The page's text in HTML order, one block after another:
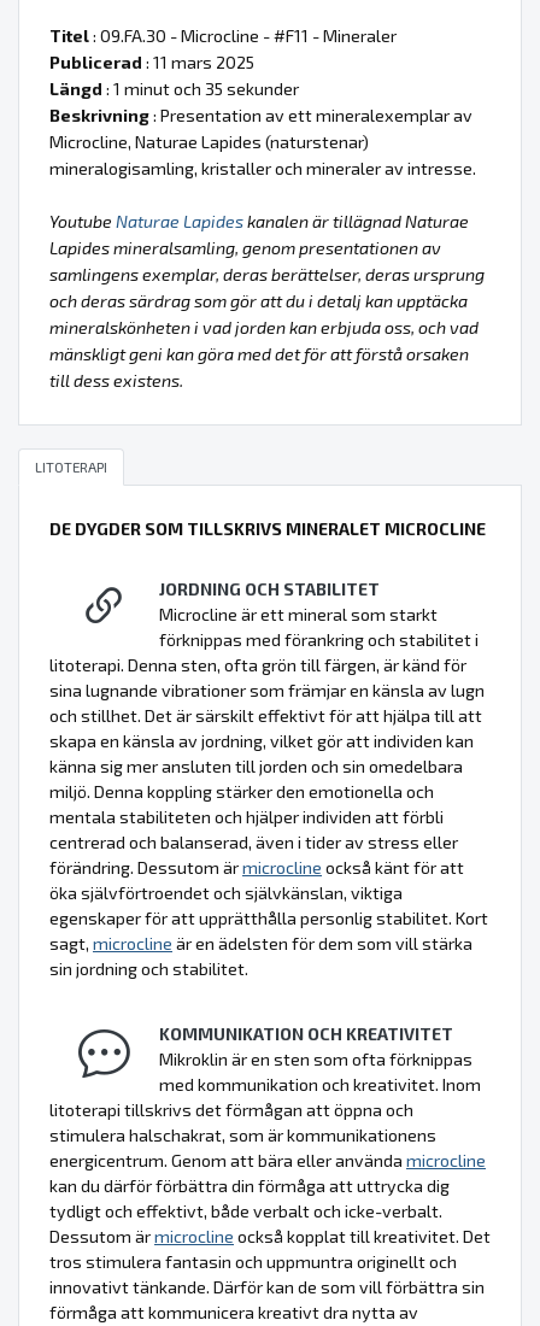
Titel: 09.FA.30 - Microcline - #F11 - Mineraler
Publicerad : 11 mars 2025
Längd : 1 minut och 35 sekunder
Beskrivning: Presentation av ett mineralexemplar av
Microcline, Naturae Lapides (naturstenar)
mineralogisamling, kristaller och mineraler av intresse.
Youtube Naturae Lapideskanalen är tillägnad Naturae
Lapides mineralsamling, genom presentationen av
samlingens exemplar, deras berättelser, deras ursprung
och deras särdrag som gör att du i detalj kan upptäcka
mineralskönheten i vad jorden kan erbjuda oss, och vad
mänskligt geni kan göra med det för att förstå orsaken
till dess existens.
LITOTERAPI
DE DYGDER SOM TILLSKRIVS MINERALET MICROCLINE
JORDNING OCH STABILITET
Microcline är ett mineral som starkt
förknippas med förankring och stabilitet i
litoterapi. Denna sten, ofta grön till färgen, är känd för
sina lugnande vibrationer som främjar en känsla av lugn
och stillhet. Det är särskilt effektivt för att hjälpa till att
skapa en känsla av jordning, vilket gör att individen kan
känna sig mer ansluten till jorden och sin omedelbara
miljö. Denna koppling stärker den emotionella och
mentala stabiliteten och hjälper individen att förbli
centrerad och balanserad, även i tider av stress eller
förändring. Dessutom ärmicrocline också känt för att
öka självförtroendet och självkänslan, viktiga
egenskaper för att upprätthålla personlig stabilitet. Kort
sagt, microcline är en ädelsten för dem som vill stärka
sin jordning och stabilitet.
KOMMUNIKATION OCH KREATIVITET
Mikroklin är en sten som ofta förknippas
med kommunikation och kreativitet. Inom
litoterapi tillskrivs det förmågan att öppna och
stimulera halschakrat, som är kommunikationens
energicentrum. Genom att bära eller använda microcline
kan du därför förbättra din förmåga att uttrycka dig
tydligt och effektivt, både verbalt och icke-verbalt.
Dessutom ärmicrocline också kopplat till kreativitet. Det
tros stimulera fantasin och uppmuntra originellt och
innovativt tänkande. Därför kan de som vill förbättra sin
förmåga att kommunicera kreativt dra nytta av